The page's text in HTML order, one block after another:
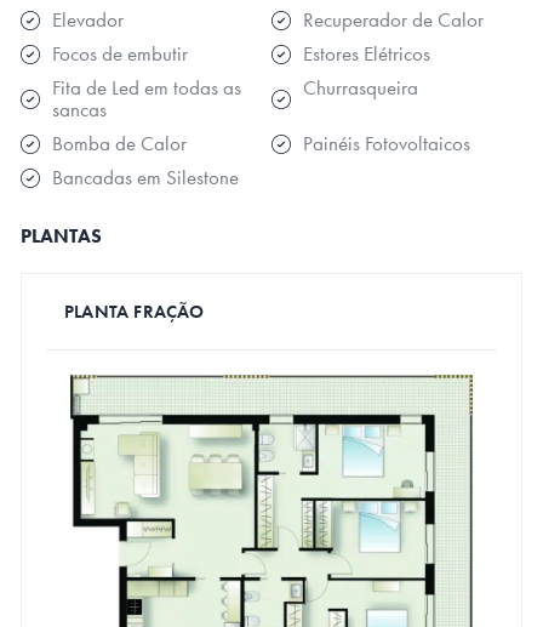
Elevador
Recuperador de Calor
Focos de embutir
Estores Elétricos
Fita de Led em todas as
sancas
Churrasqueira
Bomba de Calor
Painéis Fotovoltaicos
Bancadas em Silestone
PLANTAS
PLANTA FRAÇÃO